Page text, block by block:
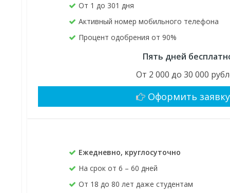
От 1 до 301 дня
Активный номер мобильного телефона
Процент одобрения от 90%
Пять дней
От 2 000 до 30 000
Оформить заявку
Ежедневно, круглосуточно
На срок от 6 – 60 дней
От 18 до 80 лет даже студентам